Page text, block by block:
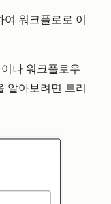
여 워크플로로 이
나 워크플로우
알아보려면 트리